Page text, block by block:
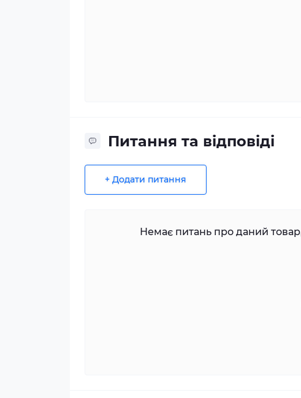
Питання та відповіді
+ Додати питання
Немає питань про даний